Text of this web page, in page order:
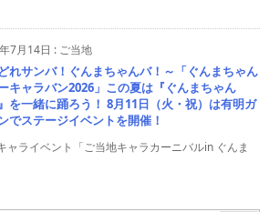
7月14日 : ご当地
れサンバ！ぐんまちゃんバ！～「ぐんまちゃん
キャラバン2026」この夏は『ぐんまちゃん
を一緒に踊ろう！ 8月11日（火・祝）は有明ガ
でステージイベントを開催！
ャライベント「ご当地キャラカーニバルin ぐんま